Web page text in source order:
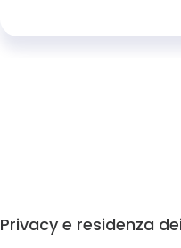
Privacy e residenza